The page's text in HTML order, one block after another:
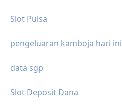
Slot Pulsa
pengeluaran kamboja hari ini
data sgp
Slot Deposit Dana